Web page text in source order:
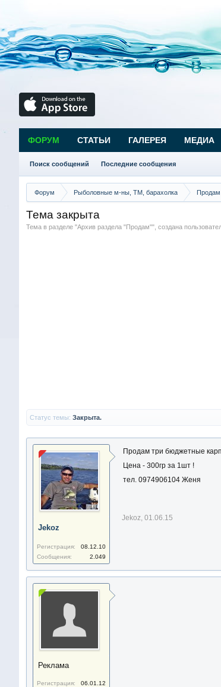
Форум Рыболовные м-ны, ТМ, барахолка Продам
Тема закрыта
Тема в разделе "Архив раздела "Продам"", создана
Статус темы: Закрыта.
Jekoz
Регистрация:
08.12.10
Сообщения:
2.049
Продам три бюджетные
Цена - 300гр за 1шт !
тел. 0974906104 Женя
Jekoz, 01.06.15
Реклама
Регистрация: 06.01.12
ФОРУМ
Поиск сообщений Последние сообщения
СТАТЬИ ГАЛЕРЕЯ МЕДИА